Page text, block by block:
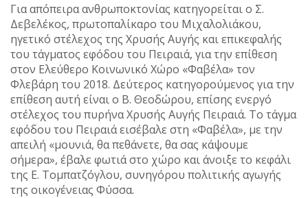
Για απόπειρα ανθρωποκτονίας κατηγορείται ο Σ.
Δεβελέκος, πρωτοπαλίκαρο του Μιχαλολιάκου,
ηγετικό στέλεχος της Χρυσής Αυγής και επικεφαλής
του τάγματος εφόδου του Πειραιά, για την επίθεση
στον Ελεύθερο Κοινωνικό Χώρο «Φαβέλα» τον
Φλεβάρη του 2018. Δεύτερος κατηγορούμενος για την
επίθεση αυτή είναι ο Β. Θεοδώρου, επίσης ενεργό
στέλεχος του πυρήνα Χρυσής Αυγής Πειραιά. Το τάγμα
εφόδου του Πειραιά εισέβαλε στη «Φαβέλα», με την
απειλή «μουνιά, θα πεθάνετε, θα σας κάψουμε
σήμερα», έβαλε φωτιά στο χώρο και άνοιξε το κεφάλι
της Ε. Τομπατζόγλου, συνηγόρου πολιτικής αγωγής
της οικογένειας Φύσσα.